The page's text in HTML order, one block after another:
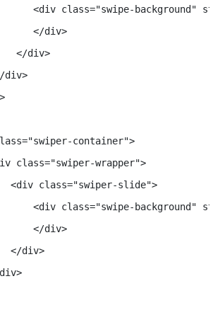
<div class="swipe-background"
</div>
</div>
div>
container">
class="swiper-wrapper">
<div class="swiper-slide">
<div class="swipe-background"
</div>
</div>